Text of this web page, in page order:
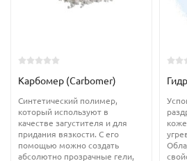
Карбомер (Carbomer)
Cинтетический полимер,
который используют в
качестве загустителя и для
придания вязкости. С его
помощью можно создать
абсолютно прозрачные гели,